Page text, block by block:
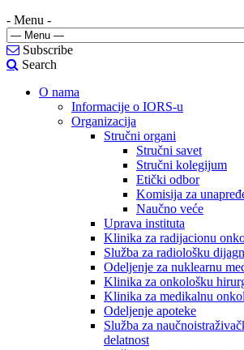
- Menu -
Subscribe
Search
O nama
Informacije o IORS-u
Organizacija
Stručni organi
Stručni savet
Stručni kolegijum
Etički odbor
Komisija za
Naučno veće
Uprava instituta
Klinika za radijacionu
Služba za radiološku
Odeljenje za nuklearnu
Klinika za onkološku
Klinika za medikalnu
Odeljenje apoteke
Služba za
delatnost